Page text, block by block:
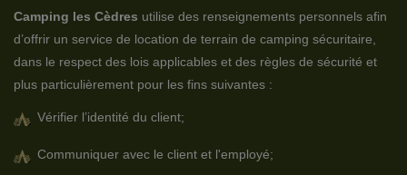
Camping les Cèdres utilise des renseignements personnels afin
d’offrir un service de location de terrain de camping sécuritaire,
dans le respect des lois applicables et des règles de sécurité et
plus particulièrement pour les fins suivantes :
Vérifier l’identité du client;
Communiquer avec le client et l'employé;